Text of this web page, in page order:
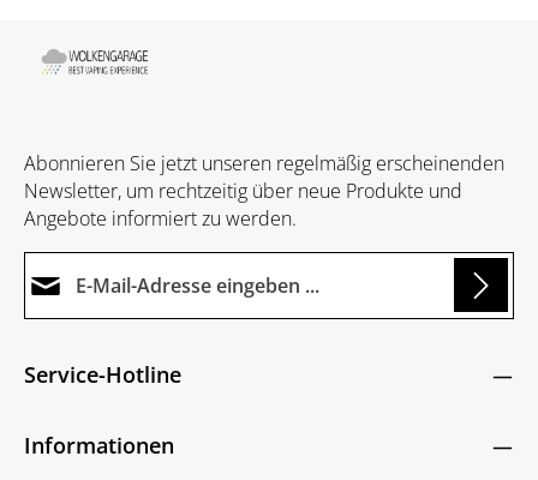
Abonnieren Sie jetzt unseren regelmäßig erscheinenden
Newsletter, um rechtzeitig über neue Produkte und
Angebote informiert zu werden.
Ich habe dieDatenschutzbestimmungen
bin mit ihnen einverstanden.
Zeichen ein*
Die mit einem Stern (*) markierten Felder sind
Service-Hotline
Informationen